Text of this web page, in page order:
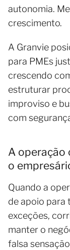
autonomia.
crescimento.
A Granvie
para PMEs
crescendo
estruturar
improviso e
com
A operação
o
Quando a
de apoio para
exceções,
manter o
falsa